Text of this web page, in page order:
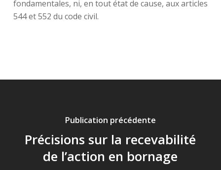
fondamentales, ni, en tout état de cause, aux articles
544 et 552 du code civil.
Publication précédente
Précisions sur la recevabilité
de l’action en bornage